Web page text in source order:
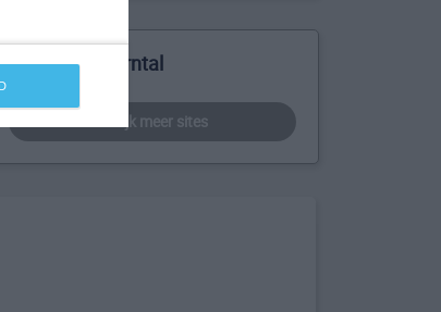
Meer over Korntal
bekijk meer sites